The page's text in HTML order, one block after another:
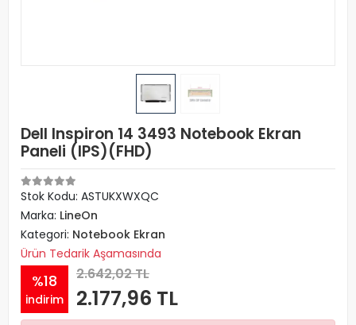
Dell Inspiron 14 3493 Notebook Ekran
Paneli (IPS)(FHD)
Stok Kodu: ASTUKXWXQC
Marka: LineOn
Kategori: Notebook Ekran
Ürün Tedarik Aşamasında
%18
indirim
2.642,02 TL
2.177,96 TL